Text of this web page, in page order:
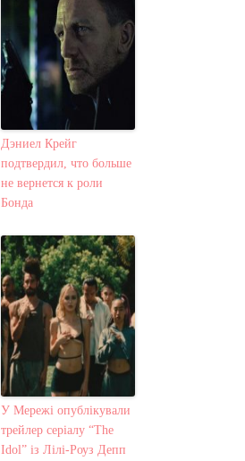
Дэниел Крейг
подтвердил, что больше
не вернется к роли
Бонда
У Мережі опублікували
трейлер серіалу “The
Idol” із Лілі-Роуз Депп